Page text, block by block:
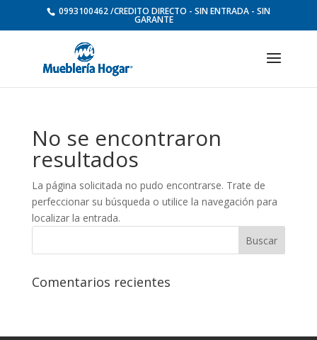
0993100462 /CREDITO DIRECTO - SIN ENTRADA - SIN
GARANTE
No se encontraron
resultados
La página solicitada no pudo encontrarse. Trate de
perfeccionar su búsqueda o utilice la navegación para
localizar la entrada.
Comentarios recientes